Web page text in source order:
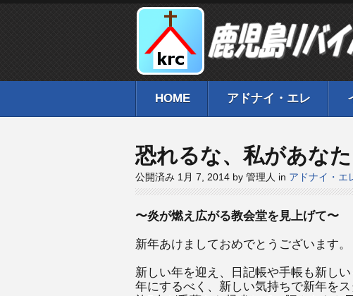
HOME アドナイ・エレ
恐れるな、私があな
公開済み 1月 7, 2014 by 管理人 in アドナイ・エ
〜炎が燃え広がる教会堂を見上げて〜
新年あけましておめでとうございます。
新しい年を迎え、日記帳や手帳も新し
年にするべく、新しい気持ちで新年を